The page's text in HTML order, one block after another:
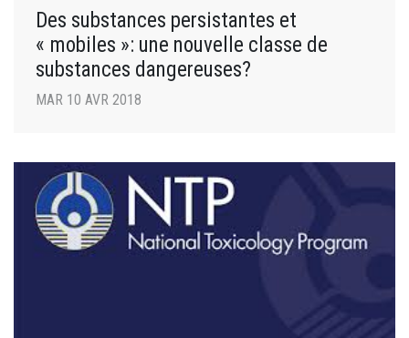
Des substances persistantes et
« mobiles »: une nouvelle classe de
substances dangereuses?
MAR 10 AVR 2018